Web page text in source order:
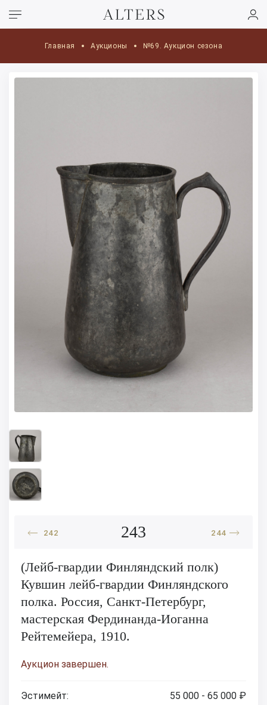
Главная Аукционы №69. Аукцион сезона
242 243 244
(Лейб-гвардии Финляндский полк)
Кувшин лейб-гвардии Финляндского
полка. Россия, Санкт-Петербург,
мастерская Фердинанда-Иоганна
Рейтемейера, 1910.
Аукцион завершен.
Эстимейт: 55 000 - 65 000 ₽